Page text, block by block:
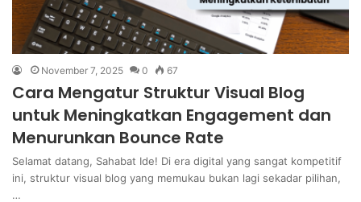
November 7, 2025 0 67
Cara Mengatur Struktur Visual Blog
untuk Meningkatkan Engagement dan
Menurunkan Bounce Rate
Selamat datang, Sahabat Ide! Di era digital yang sangat kompetitif
ini, struktur visual blog yang memukau bukan lagi sekadar pilihan,
…